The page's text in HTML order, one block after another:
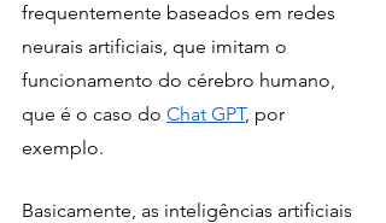
frequentemente baseados em redes
neurais artificiais, que imitam o
funcionamento do cérebro humano,
que é o caso do Chat GPT, por
exemplo.
Basicamente, as inteligências artificiais